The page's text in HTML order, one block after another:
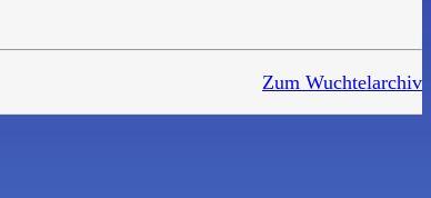
Zum Wuchtelarchiv